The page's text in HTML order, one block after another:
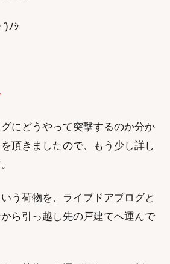
ﾉｼ
グにどうやって突撃するのか分か
頂きましたので、もう少し詳し
う荷物を、ライブドアブログと
ら引っ越し先の戸建てへ運んで